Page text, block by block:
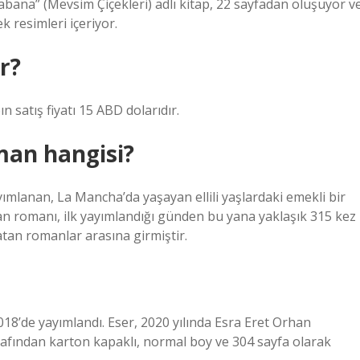
(Mevsim Çiçekleri) adlı kitap, 22 sayfadan oluşuyor
resimleri içeriyor.
fiyatı 15 ABD dolarıdır.
hangisi?
La Mancha’da yaşayan ellili yaşlardaki emekli bir
ilk yayımlandığı günden bu yana yaklaşık 315 kez
romanlar arasına girmiştir.
yayımlandı. Eser, 2020 yılında Esra Eret Orhan
karton kapaklı, normal boy ve 304 sayfa olarak